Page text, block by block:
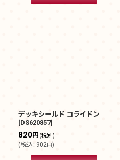
デッキシールド コライドン
[DS620857]
820円 (税別)
(税込: 902円)